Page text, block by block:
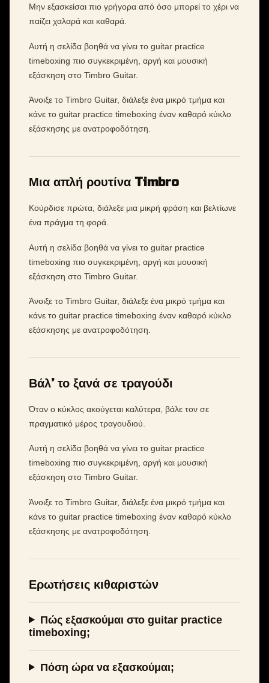
Μην εξασκείσαι πιο γρήγορα από όσο μπορεί το χέρι να
παίζει χαλαρά και καθαρά.
Αυτή η σελίδα βοηθά να γίνει το guitar practice
timeboxing πιο συγκεκριμένη, αργή και μουσική
εξάσκηση στο Timbro Guitar.
Άνοιξε το Timbro Guitar, διάλεξε ένα μικρό τμήμα και
κάνε το guitar practice timeboxing έναν καθαρό κύκλο
εξάσκησης με ανατροφοδότηση.
Μια απλή ρουτίνα Timbro
Κούρδισε πρώτα, διάλεξε μια μικρή φράση και βελτίωνε
ένα πράγμα τη φορά.
Αυτή η σελίδα βοηθά να γίνει το guitar practice
timeboxing πιο συγκεκριμένη, αργή και μουσική
εξάσκηση στο Timbro Guitar.
Άνοιξε το Timbro Guitar, διάλεξε ένα μικρό τμήμα και
κάνε το guitar practice timeboxing έναν καθαρό κύκλο
εξάσκησης με ανατροφοδότηση.
Βάλ’ το ξανά σε τραγούδι
Όταν ο κύκλος ακούγεται καλύτερα, βάλε τον σε
πραγματικό μέρος τραγουδιού.
Αυτή η σελίδα βοηθά να γίνει το guitar practice
timeboxing πιο συγκεκριμένη, αργή και μουσική
εξάσκηση στο Timbro Guitar.
Άνοιξε το Timbro Guitar, διάλεξε ένα μικρό τμήμα και
κάνε το guitar practice timeboxing έναν καθαρό κύκλο
εξάσκησης με ανατροφοδότηση.
Ερωτήσεις κιθαριστών
Πώς εξασκούμαι στο guitar practice
timeboxing;
Πόση ώρα να εξασκούμαι;